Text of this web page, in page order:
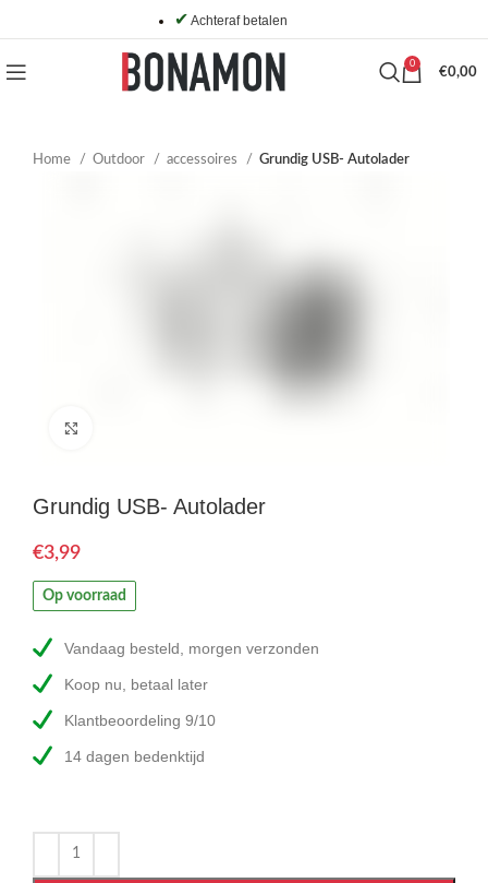
✔ Achteraf betalen
0
€0,00
Home Outdoor accessoires Grundig USB- Autolader
Grundig USB- Autolader
€
Op voorraad
Vandaag besteld, morgen verzonden
Koop nu, betaal later
Klantbeoordeling 9/10
14 dagen bedenktijd